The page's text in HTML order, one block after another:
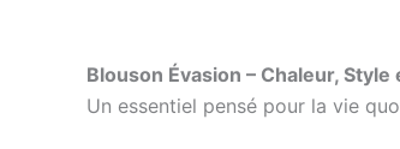
Blouson Évasion – Chaleur,
Un essentiel pensé pour la vie